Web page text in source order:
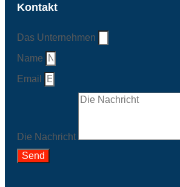
Kontakt
Das Unternehmen
Name
Email
Die Nachricht
Send